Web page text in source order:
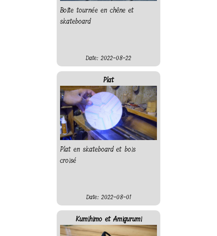
Boîte tournée en chêne et
skateboard
Date: 2022-08-22
Plat
Plat en skateboard et bois
croisé
Date: 2022-08-01
Kumihimo et Amigurumi